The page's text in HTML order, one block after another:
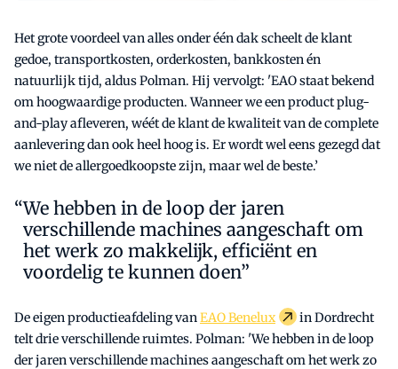
Het grote voordeel van alles onder één dak scheelt de klant
gedoe, transportkosten, orderkosten, bankkosten én
natuurlijk tijd, aldus Polman. Hij vervolgt: 'EAO staat bekend
om hoogwaardige producten. Wanneer we een product plug-
and-play afleveren, wéét de klant de kwaliteit van de complete
aanlevering dan ook heel hoog is. Er wordt wel eens gezegd dat
we niet de allergoedkoopste zijn, maar wel de beste.’
We hebben in de loop der jaren
verschillende machines aangeschaft om
het werk zo makkelijk, efficiënt en
voordelig te kunnen doen”
De eigen productieafdeling vanEAO Benelux
in Dordrecht
telt drie verschillende ruimtes. Polman: 'We hebben in de loop
der jaren verschillende machines aangeschaft om het werk zo